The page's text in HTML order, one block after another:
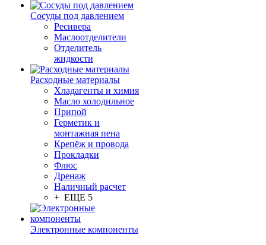
Сосуды под давлением
Ресивера
Маслоотделители
Отделитель
жидкости
Расходные материалы
Хладагенты и химия
Масло холодильное
Припой
Герметик и
монтажная пена
Крепёж и провода
Прокладки
Флюс
Дренаж
Наличный расчет
+ ЕЩЕ 5
Электронные компоненты